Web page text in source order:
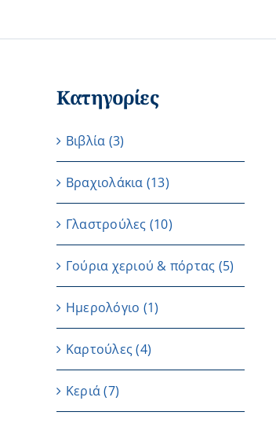
Κατηγορίες
Βιβλία (3)
Βραχιολάκια (13)
Γλαστρούλες (10)
Γούρια χεριού & πόρτας (5)
Ημερολόγιο (1)
Καρτούλες (4)
Κεριά (7)